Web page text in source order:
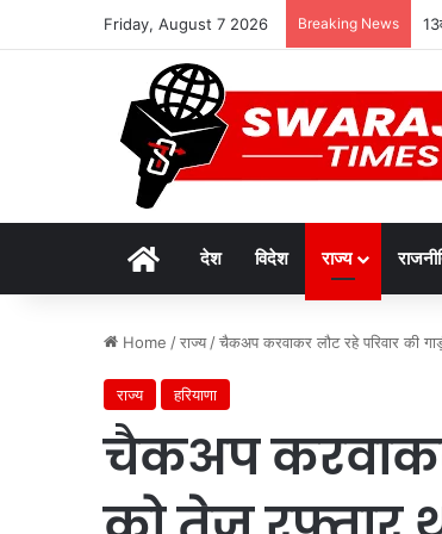
Friday, August 7 2026 Breaking News
Homeदेश विदेश राज्य
Home /राज्य /चैकअप करवाकर लौट रहे परिवार की
राज्य हरियाणा
चैकअप करवाकर